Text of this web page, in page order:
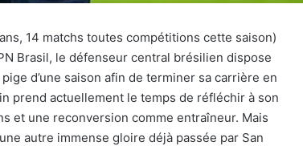
14 matchs toutes compétitions cette saison)
Brasil, le défenseur central brésilien dispose
d’une saison afin de terminer sa carrière en
prend actuellement le temps de réfléchir à son
et une reconversion comme entraîneur. Mais
autre immense gloire déjà passée par San